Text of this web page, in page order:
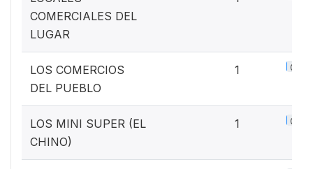
COMERCIALES DEL
LUGAR
LOS COMERCIOS
DEL PUEBLO
1 0.1%
LOS MINI SUPER (EL
CHINO)
1 0.1%